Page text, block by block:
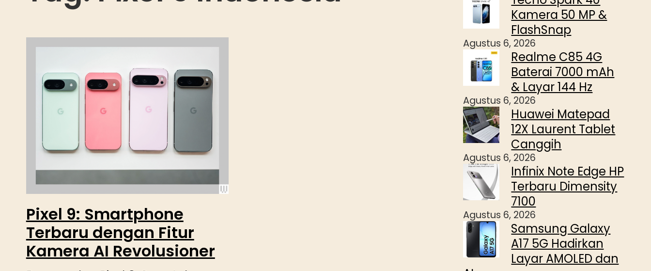
Pixel 9: Smartphone
Terbaru dengan Fitur
Kamera AI Revolusioner
Kamera 50 MP &
FlashSnap
Agustus 6, 2026
Realme C85 4G
Baterai 7000 mAh
& Layar 144 Hz
Agustus 6, 2026
Huawei Matepad
12X Laurent Tablet
Canggih
Agustus 6, 2026
Infinix Note Edge HP
Terbaru Dimensity
7100
Agustus 6, 2026
Samsung Galaxy
A17 5G Hadirkan
Layar AMOLED dan